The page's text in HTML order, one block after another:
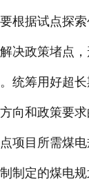
根据试点探
决政策堵点
统筹用好超
向和政策要
项目所需煤
制定的煤电